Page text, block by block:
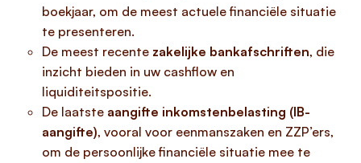
boekjaar, om de meest actuele financiële situatie
te presenteren.
De meest recente zakelijke bankafschriften, die
inzicht bieden in uw cashflow en
liquiditeitspositie.
De laatste aangifte inkomstenbelasting (IB-
aangifte), vooral voor eenmanszaken en ZZP’ers,
om de persoonlijke financiële situatie mee te